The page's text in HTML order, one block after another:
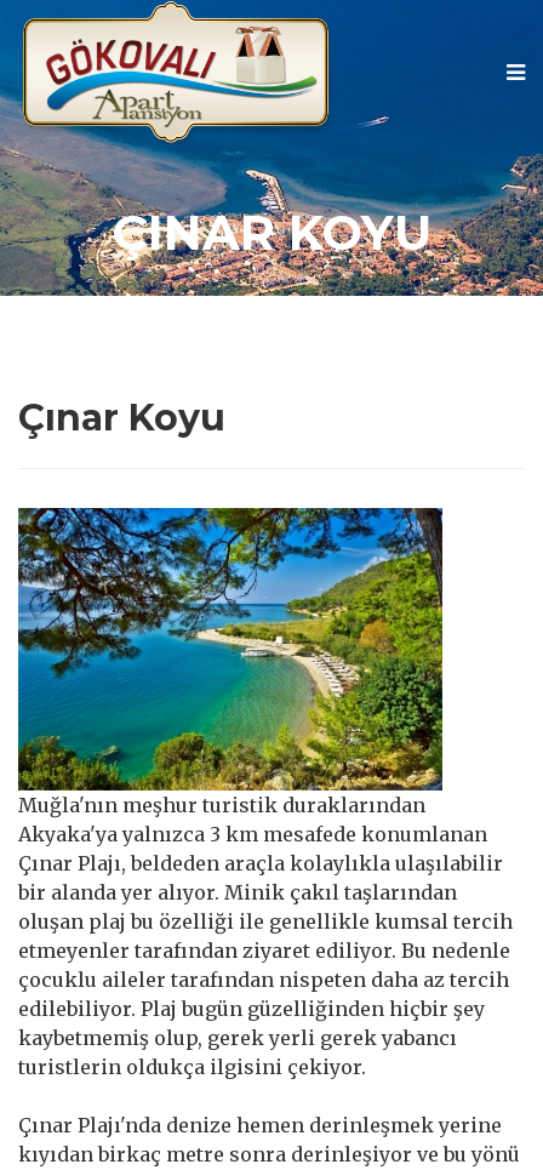
ÇINAR KOYU
Çınar Koyu
Muğla'nın meşhur turistik duraklarından
Akyaka'ya yalnızca 3 km mesafede konumlanan
Çınar Plajı, beldeden araçla kolaylıkla ulaşılabilir
bir alanda yer alıyor. Minik çakıl taşlarından
oluşan plaj bu özelliği ile genellikle kumsal tercih
etmeyenler tarafından ziyaret ediliyor. Bu nedenle
çocuklu aileler tarafından nispeten daha az tercih
edilebiliyor. Plaj bugün güzelliğinden hiçbir şey
kaybetmemiş olup, gerek yerli gerek yabancı
turistlerin oldukça ilgisini çekiyor.
Çınar Plajı'nda denize hemen derinleşmek yerine
kıyıdan birkaç metre sonra derinleşiyor ve bu yönü